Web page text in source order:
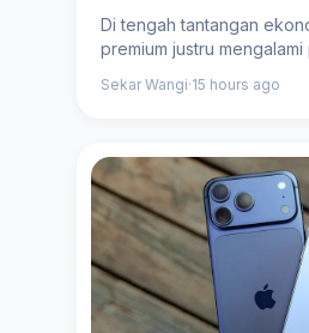
Di tengah tantangan
premium justru
Sekar Wangi·15 hours ago